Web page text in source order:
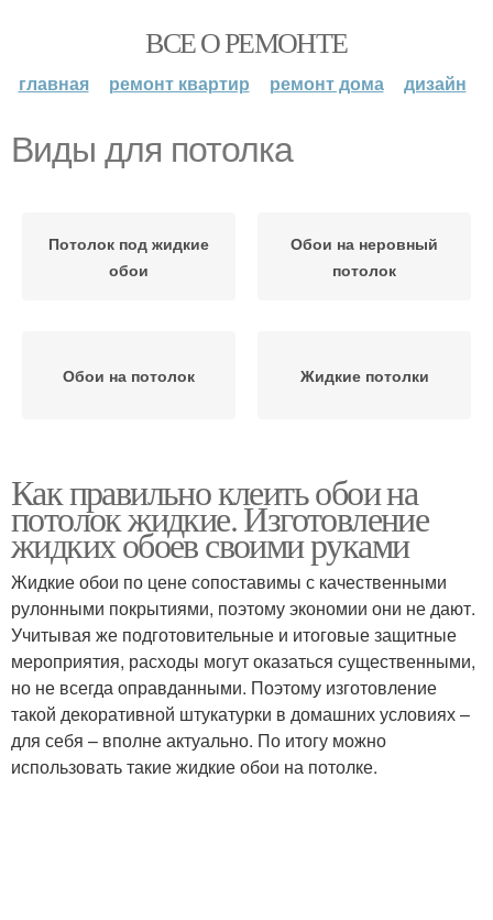
ВСЕ О РЕМОНТЕ
главная ремонт квартир ремонт дома дизайн
Виды для потолка
Потолок под жидкие
обои
Обои на неровный
потолок
Обои на потолок Жидкие потолки
Как правильно клеить обои на
потолок жидкие. Изготовление
жидких обоев своими руками
Жидкие обои по цене сопоставимы с качественными
рулонными покрытиями, поэтому экономии они не дают.
Учитывая же подготовительные и итоговые защитные
мероприятия, расходы могут оказаться существенными,
но не всегда оправданными. Поэтому изготовление
такой декоративной штукатурки в домашних условиях –
для себя – вполне актуально. По итогу можно
использовать такие жидкие обои на потолке.